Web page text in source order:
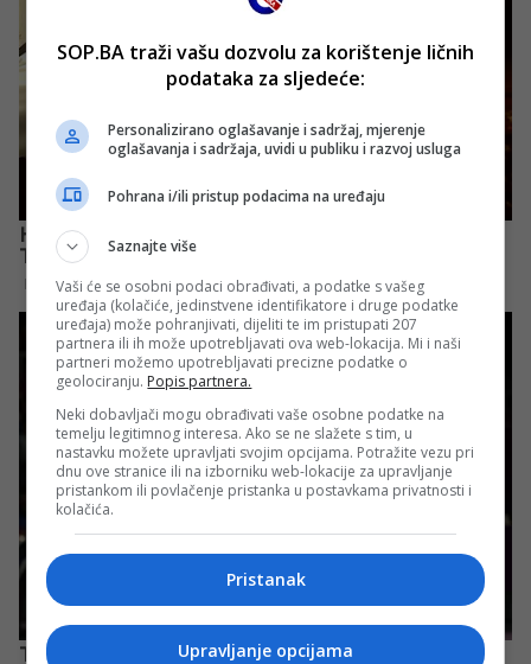
SOP.BA traži vašu dozvolu za korištenje ličnih
podataka za sljedeće:
Personalizirano oglašavanje i sadržaj, mjerenje
oglašavanja i sadržaja, uvidi u publiku i razvoj usluga
Pohrana i/ili pristup podacima na uređaju
Saznajte više
Vaši će se osobni podaci obrađivati, a podatke s vašeg
uređaja (kolačiće, jedinstvene identifikatore i druge podatke
uređaja) može pohranjivati, dijeliti te im pristupati 207
partnera ili ih može upotrebljavati ova web-lokacija. Mi i naši
partneri možemo upotrebljavati precizne podatke o
geolociranju. Popis partnera.
Neki dobavljači mogu obrađivati vaše osobne podatke na
temelju legitimnog interesa. Ako se ne slažete s tim, u
nastavku možete upravljati svojim opcijama. Potražite vezu pri
dnu ove stranice ili na izborniku web-lokacije za upravljanje
pristankom ili povlačenje pristanka u postavkama privatnosti i
kolačića.
Pristanak
Upravljanje opcijama